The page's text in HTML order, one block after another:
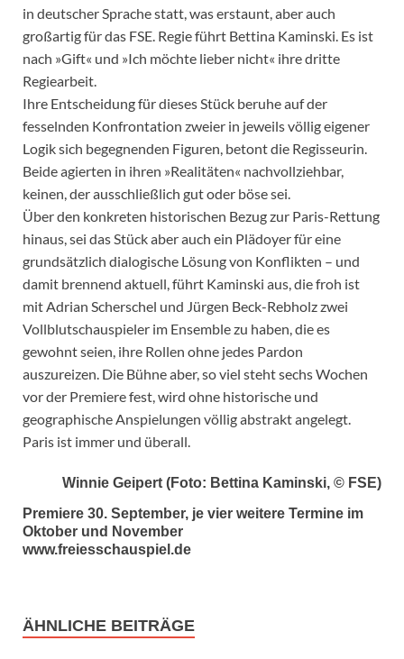
in deutscher Sprache statt, was erstaunt, aber auch
großartig für das FSE. Regie führt Bettina Kaminski. Es ist
nach »Gift« und »Ich möchte lieber nicht« ihre dritte
Regiearbeit.
Ihre Entscheidung für dieses Stück beruhe auf der
fesselnden Konfrontation zweier in jeweils völlig eigener
Logik sich begegnenden Figuren, betont die Regisseurin.
Beide agierten in ihren »Realitäten« nachvollziehbar,
keinen, der ausschließlich gut oder böse sei.
Über den konkreten historischen Bezug zur Paris-Rettung
hinaus, sei das Stück aber auch ein Plädoyer für eine
grundsätzlich dialogische Lösung von Konflikten – und
damit brennend aktuell, führt Kaminski aus, die froh ist
mit Adrian Scherschel und Jürgen Beck-Rebholz zwei
Vollblutschauspieler im Ensemble zu haben, die es
gewohnt seien, ihre Rollen ohne jedes Pardon
auszureizen. Die Bühne aber, so viel steht sechs Wochen
vor der Premiere fest, wird ohne historische und
geographische Anspielungen völlig abstrakt angelegt.
Paris ist immer und überall.
Winnie Geipert (Foto: Bettina Kaminski, © FSE)
Premiere 30. September, je vier weitere Termine im
Oktober und November
www.freiesschauspiel.de
ÄHNLICHE BEITRÄGE